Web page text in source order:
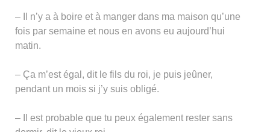
– Il n’y a à boire et à manger dans ma maison qu’une
fois par semaine et nous en avons eu aujourd’hui
matin.
– Ça m’est égal, dit le fils du roi, je puis jeûner,
pendant un mois si j’y suis obligé.
– Il est probable que tu peux également rester sans